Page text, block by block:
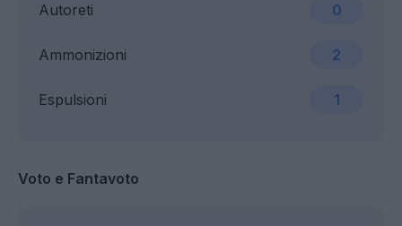
Ammonizioni 2
Espulsioni 1
Autoreti 0
Voto e Fantavoto